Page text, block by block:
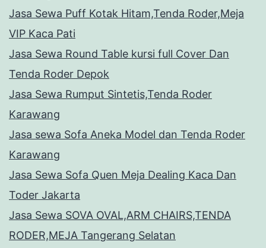
Jasa Sewa Puff Kotak Hitam,Tenda Roder,Meja
VIP Kaca Pati
Jasa Sewa Round Table kursi full Cover Dan
Tenda Roder Depok
Jasa Sewa Rumput Sintetis,Tenda Roder
Karawang
Jasa sewa Sofa Aneka Model dan Tenda Roder
Karawang
Jasa Sewa Sofa Quen Meja Dealing Kaca Dan
Toder Jakarta
Jasa Sewa SOVA OVAL,ARM CHAIRS,TENDA
RODER,MEJA Tangerang Selatan